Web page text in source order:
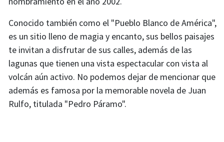
Conocido también como el "Pueblo Blanco de América",
es un sitio lleno de magia y encanto, sus bellos paisajes
te invitan a disfrutar de sus calles, además de las
lagunas que tienen una vista espectacular con vista al
volcán aún activo. No podemos dejar de mencionar que
además es famosa por la memorable novela de Juan
Rulfo, titulada "Pedro Páramo".
Cambiar imagen